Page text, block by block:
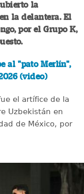
la
la delantera. El
por el Grupo K,
al "pato Merlín",
(video)
el artífice de la
Uzbekistán en
de México, por